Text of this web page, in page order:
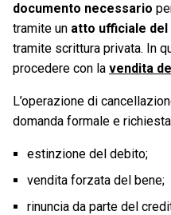
documento necessario
tramite un atto ufficiale del
tramite scrittura privata. In
procedere con la vendita
L’operazione di
domanda formale e
estinzione del debito;
vendita forzata del bene;
rinuncia da parte del